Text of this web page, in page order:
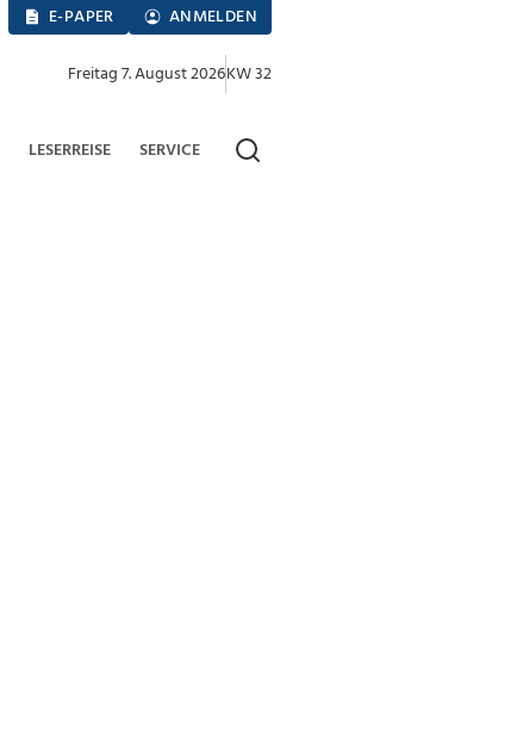
E-PAPER ANMELDEN
Freitag 7. August 2026KW 32
LESERREISE SERVICE